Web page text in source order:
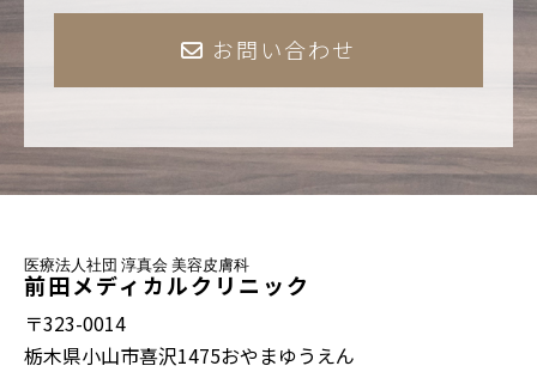
お問い合わせ
医療法人社団 淳真会 美容皮膚科
前田メディカルクリニック
〒323-0014
栃木県小山市喜沢1475おやまゆうえん